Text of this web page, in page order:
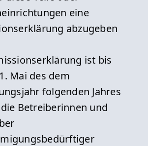
eine
abzugeben
ist bis
Mai des dem
folgenden Jahres
Betreiberinnen und